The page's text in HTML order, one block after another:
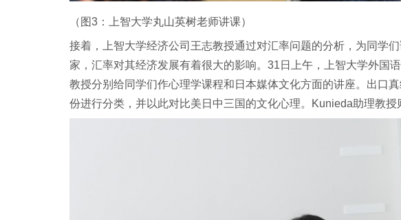
（图3：上智大学丸山英树老师讲课）
接着，上智大学经济公司王志教授通过对汇率问题的分析，为同学
家，汇率对其经济发展有着很大的影响。31日上午，上智大学外国
教授分别给同学们作心理学课程和日本媒体文化方面的讲座。出口
份进行分类，并以此对比美日中三国的文化心理。Kunieda助理教